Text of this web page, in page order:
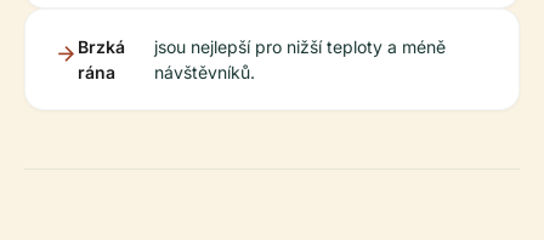
Brzká
rána
jsou nejlepší pro nižší teploty a méně
návštěvníků.